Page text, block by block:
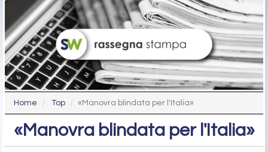
Home Top «Manovra blindata per l'Italia»
«Manovra blindata per l'Italia»